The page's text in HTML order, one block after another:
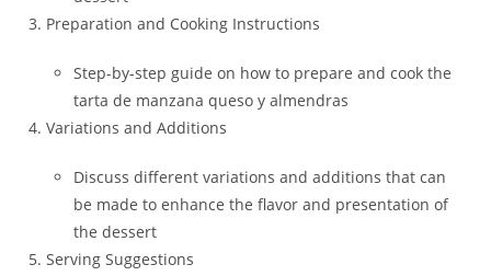
Preparation and Cooking Instructions
Step-by-step guide on how to prepare and cook the
tarta de manzana queso y almendras
Variations and Additions
Discuss different variations and additions that can
be made to enhance the flavor and presentation of
the dessert
Serving Suggestions